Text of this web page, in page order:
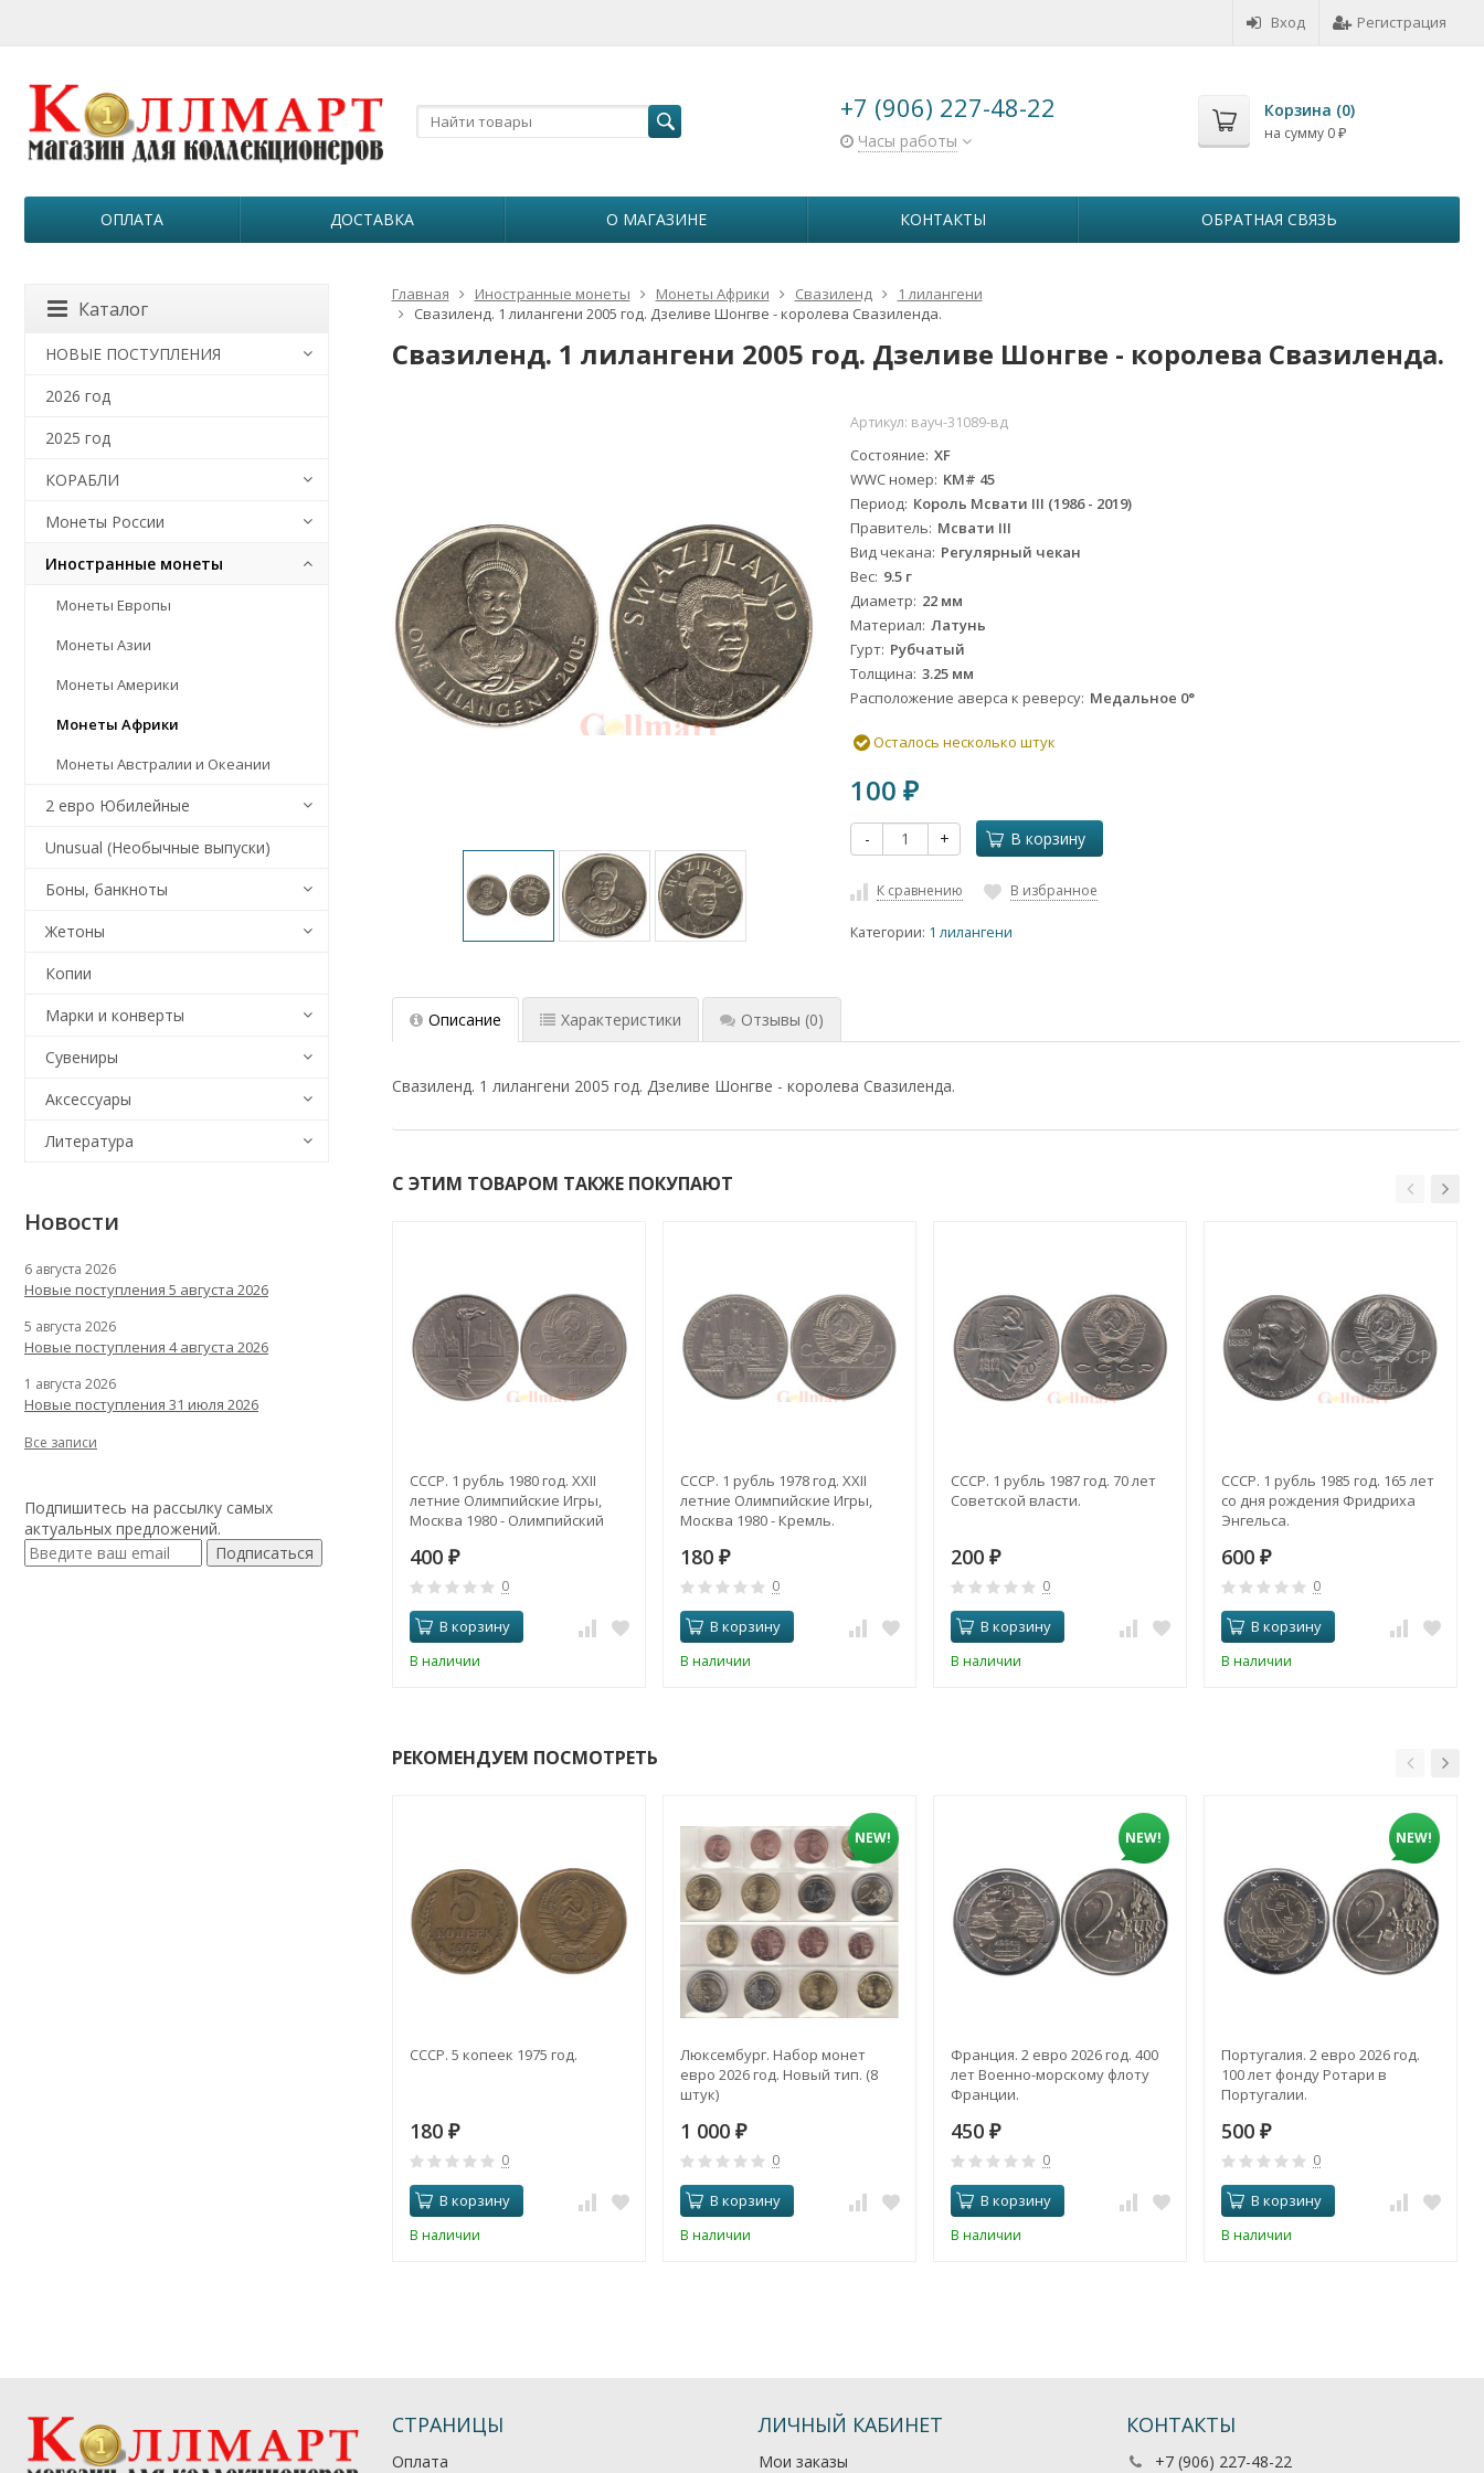
Вход Регистрация
+7 (906) 227-48-22
Часы работы
Корзина (0)
на сумму 0 ₽
ОПЛАТА ДОСТАВКА О МАГАЗИНЕ КОНТАКТЫ ОБРАТНАЯ СВЯЗЬ
Главная Иностранные монеты Монеты Африки Свазиленд
1 лилангени
Свазиленд. 1 лилангени 2005 год. Дзеливе Шонгве - королева Свазиленда.
Свазиленд. 1 лилангени 2005 год. Дзеливе Шонгве - королева Свазиленда.
Артикул: вауч-31089-вд
Состояние XF
WWC номер KM# 45
Период Король Мсвати III (1986 - 2019)
Правитель Мсвати III
Вид чекана Регулярный чекан
Вес 9.5 г
Диаметр 22 мм
Материал Латунь
Гурт Рубчатый
Толщина 3.25 мм
Расположение аверса к реверсу Медальное 0°
Осталось несколько штук
100₽
- + В корзину
К сравнению В избранное
Категории: 1 лилангени
Описание Характеристики Отзывы (0)
Свазиленд. 1 лилангени 2005 год. Дзеливе Шонгве - королева Свазиленда.
С ЭТИМ ТОВАРОМ ТАКЖЕ ПОКУПАЮТ
СССР. 1 рубль 1980 год. XXII
летние Олимпийские Игры,
Москва 1980 - Олимпийский
400 ₽
0
В корзину
В наличии
СССР. 1 рубль 1978 год. XXII
летние Олимпийские Игры,
Москва 1980 - Кремль.
180 ₽
0
В корзину
В наличии
СССР. 1 рубль 1987 год. 70 лет
Советской власти.
200 ₽
0
В корзину
В наличии
СССР. 1 рубль 1985 год. 165 лет
со дня рождения Фридриха
Энгельса.
600 ₽
0
В корзину
В наличии
РЕКОМЕНДУЕМ ПОСМОТРЕТЬ
СССР. 5 копеек 1975 год.
180 ₽
0
В корзину
В наличии
NEW!
Люксембург. Набор монет
евро 2026 год. Новый тип. (8
штук)
1 000 ₽
0
В корзину
В наличии
NEW!
Франция. 2 евро 2026 год. 400
лет Военно-морскому флоту
Франции.
450 ₽
0
В корзину
В наличии
NEW!
Португалия. 2 евро 2026 год.
100 лет фонду Ротари в
Португалии.
500 ₽
0
В корзину
В наличии
Каталог
НОВЫЕ ПОСТУПЛЕНИЯ
2026 год
2025 год
КОРАБЛИ
Монеты России
Иностранные монеты
Монеты Европы
Монеты Азии
Монеты Америки
Монеты Африки
Монеты Австралии и Океании
2 евро Юбилейные
Unusual (Необычные выпуски)
Боны, банкноты
Жетоны
Копии
Марки и конверты
Сувениры
Аксессуары
Литература
Новости
6 августа 2026
Новые поступления 5 августа 2026
5 августа 2026
Новые поступления 4 августа 2026
1 августа 2026
Новые поступления 31 июля 2026
Все записи
Подпишитесь на рассылку самых
актуальных предложений.
Подписаться
СТРАНИЦЫ
Оплата
ЛИЧНЫЙ КАБИНЕТ
Мои заказы
КОНТАКТЫ
+7 (906) 227-48-22